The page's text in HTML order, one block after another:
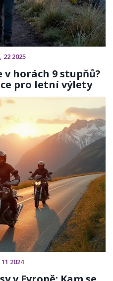
22 2025
v horách 9 stupňů?
pro letní výlety
2024